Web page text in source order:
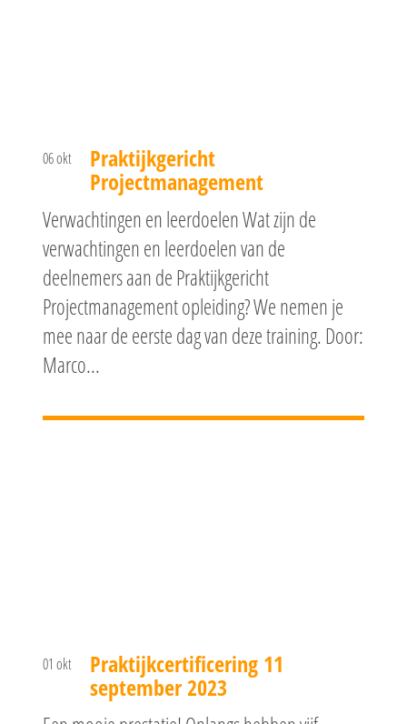
06 okt Praktijkgericht
Projectmanagement
Verwachtingen en leerdoelen Wat zijn de
verwachtingen en leerdoelen van de
deelnemers aan de Praktijkgericht
Projectmanagement opleiding? We nemen je
mee naar de eerste dag van deze training. Door:
Marco...
01 okt Praktijkcertificering 11
september 2023